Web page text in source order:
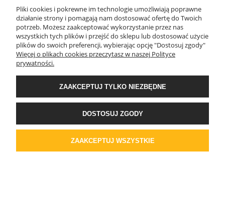
KONTAKT
MOJE KONTO
DOSTAWA I PŁATNOŚĆ
REGULAMINY
Pliki cookies i pokrewne im technologie umożliwiają poprawne
działanie strony i pomagają nam dostosować ofertę do Twoich
potrzeb. Możesz zaakceptować wykorzystanie przez nas
wszystkich tych plików i przejść do sklepu lub dostosować użycie
plików do swoich preferencji, wybierając opcję "Dostosuj zgody"
Więcej o plikach cookies przeczytasz w naszej Polityce
prywatności.
ZAAKCEPTUJ TYLKO NIEZBĘDNE
DOSTOSUJ ZGODY
ZAAKCEPTUJ WSZYSTKIE